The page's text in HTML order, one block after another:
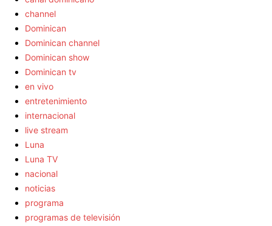
channel
Dominican
Dominican channel
Dominican show
Dominican tv
en vivo
entretenimiento
internacional
live stream
Luna
Luna TV
nacional
noticias
programa
programas de televisión